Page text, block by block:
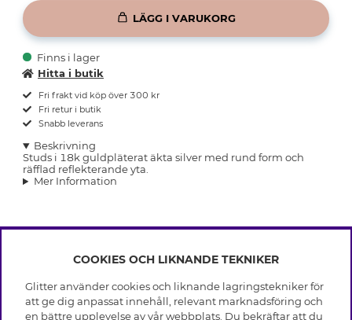
LÄGG I VARUKORG
Finns i lager
Hitta i butik
Fri frakt vid köp över 300 kr
Fri retur i butik
Snabb leverans
Beskrivning
Studs i 18k guldpläterat äkta silver med rund form och
räfflad reflekterande yta.
Mer Information
INFO
Leverans
Villkor
OM GLITTER
COOKIES OCH LIKNANDE TEKNIKER
Glitter använder cookies och liknande lagringstekniker för
att ge dig anpassat innehåll, relevant marknadsföring och
en bättre upplevelse av vår webbplats. Du bekräftar att du